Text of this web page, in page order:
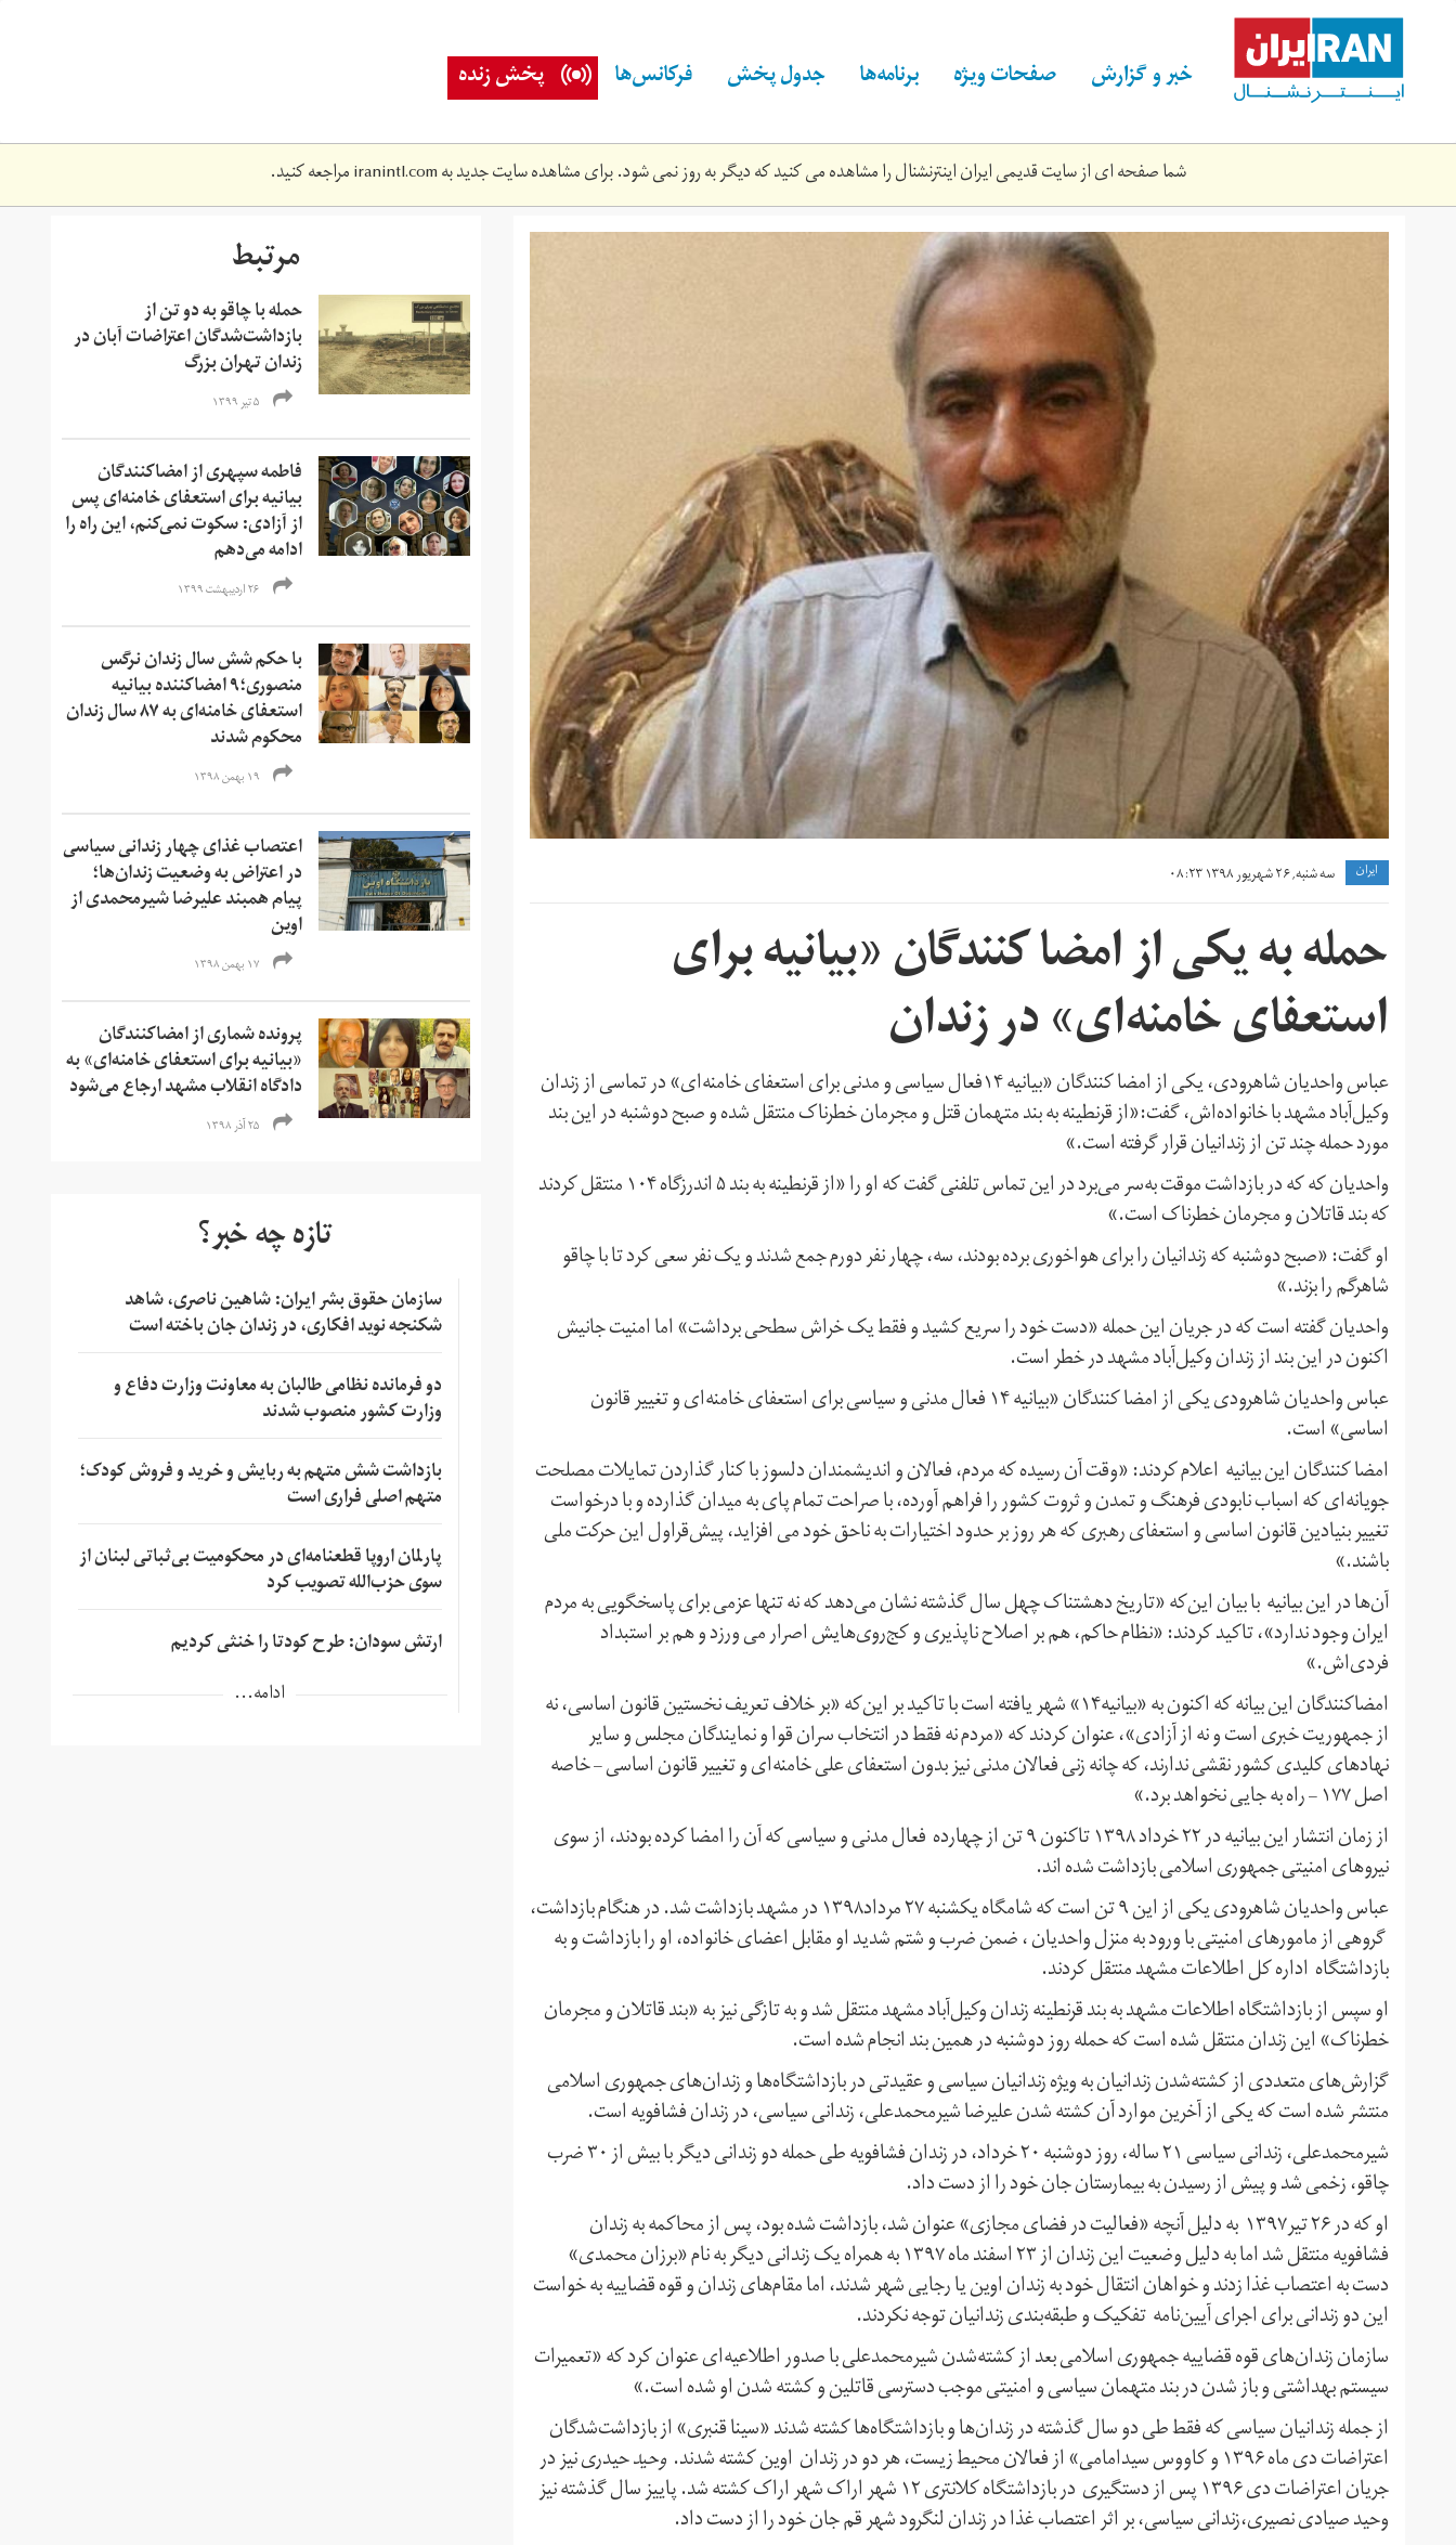
content خبر و گزارش صفحات ویژه برنامه‌ها جدول پخش فرکانس‌ها پخش زنده
شما صفحه ای از سایت قدیمی ایران اینترنشنال را مشاهده می کنید که دیگر به روز نمی شود. برای مشاهده سایت جدید بهiranintl.comمراجعه کنید.
ecscdgvx4ai3vvw.jpg
ايران سه شنبه, ۲۶ شهریور ۱۳۹۸ ۰۸:۲۳
حمله به یکی از امضا کنندگان «بیانیه برای
استعفای خامنه‌ای» در زندان
عباس واحدیان شاهرودی، یکی از امضا کنندگان «بیانیه ۱۴فعال سیاسی و مدنی برای استعفای خامنه‌ای» در تماسی از زندان
وکیل‌آباد مشهد با خانواده‌اش، گفت:«از قرنطینه به بند متهمان قتل و مجرمان خطرناک منتقل شده و صبح دوشنبه در این بند
مورد حمله چند تن از زندانیان قرار گرفته است.»
واحدیان که که در بازداشت موقت به‌سر می‌برد در این تماس تلفنی گفت که او را «از قرنطینه به بند ۵ اندرزگاه ۱۰۴ منتقل کردند
که بند قاتلان و مجرمان خطرناک است.»
او گفت: «صبح دوشنبه که زندانیان را برای هواخوری برده بودند، سه، چهار نفر دورم جمع شدند و یک نفر سعی کرد تا با چاقو
شاهرگم را بزند.»
واحدیان گفته است که در جریان این حمله «دست خود را سریع کشید و فقط یک خراش سطحی برداشت» اما امنیت جانیش
اکنون در این بند از زندان وکیل‌آباد مشهد در خطر است.
عباس واحدیان شاهرودی یکی از امضا کنندگان «بیانیه ۱۴ فعال مدنی و سیاسی برای استعفای خامنه‌ای و تغییر قانون
اساسی» است.
امضا کنندگان این بیانیه اعلام کردند: «وقت آن رسیده که مردم، فعالان و اندیشمندان دلسوز با کنار گذاردن تمایلات مصلحت
جویانه‌ای که اسباب نابودی فرهنگ و تمدن و ثروت کشور را فراهم آورده، با صراحت تمام پای به میدان گذارده و با درخواست
تغییر بنیادین قانون اساسی و استعفای رهبری که هر روز بر حدود اختیارات به ناحق خود می افزاید، پیش‌قراول این حرکت ملی
باشند.»
آن‌ها در این بیانیه با بیان این‌که «تاریخ دهشتناک چهل سال گذشته نشان می‌دهد که نه تنها عزمی برای پاسخگویی به مردم
ایران وجود ندارد»، تاکید کردند: «نظام حاکم، هم بر اصلاح ناپذیری و کج‌روی‌هایش اصرار می ورزد و هم بر استبداد
فردی‌اش.»
امضاکنندگان این بیانه که اکنون به «بیانیه۱۴» شهر یافته است با تاکید بر این‌که «بر خلاف تعریف نخستین قانون اساسی، نه
از جمهوریت خبری است و نه از آزادی»، عنوان کردند که «مردم نه فقط در انتخاب سران قوا و نمایندگان مجلس و سایر
نهادهای کلیدی کشور نقشی ندارند، که چانه زنی فعالان مدنی نیز بدون استعفای علی خامنه‌ای و تغییر قانون اساسی – خاصه
اصل ۱۷۷ – راه به جایی نخواهد برد.»
از زمان انتشار این بیانیه در ۲۲ خرداد ۱۳۹۸ تاکنون ۹ تن از چهارده فعال مدنی و سیاسی که آن را امضا کرده بودند، از سوی
نیروهای امنیتی جمهوری اسلامی بازداشت شده اند.
عباس واحدیان شاهرودی یکی از این ۹ تن است که شامگاه یکشنبه ۲۷ مرداد۱۳۹۸ در مشهد بازداشت شد. در هنگام بازداشت،
گروهی از مامورهای امنیتی با ورود به منزل واحدیان ، ضمن ضرب و شتم شدید او مقابل اعضای خانواده، او را بازداشت و به
بازداشتگاه اداره کل اطلاعات مشهد منتقل کردند.
او سپس از بازداشتگاه اطلاعات مشهد به بند قرنطینه زندان وکیل‌آباد مشهد منتقل شد و به تازگی نیز به «بند قاتلان و مجرمان
خطرناک» این زندان منتقل شده است که حمله روز دوشنبه در همین بند انجام شده است.
گزارش‌های متعددی از کشته‌شدن زندانیان به ویژه زندانیان سیاسی و عقیدتی در بازداشتگاه‌ها و زندان‌های جمهوری اسلامی
منتشر شده است که یکی از آخرین موارد آن کشته شدن علیرضا شیرمحمدعلی، زندانی سیاسی، در زندان فشافویه است.
شیرمحمدعلی، زندانی سیاسی ٢١ ساله، روز دوشنبه ٢٠ خرداد، در زندان فشافویه طی حمله دو زندانی دیگر با بیش از ۳۰ ضرب
چاقو، زخمی شد و پیش از رسیدن به بیمارستان جان خود را از دست داد.
او که در ۲۶ تیر۱۳۹۷ به دلیل آنچه «فعالیت در فضای مجازی» عنوان شد، بازداشت شده بود، پس از محاکمه به زندان
فشافویه منتقل شد اما به دلیل وضعیت این زندان از ۲۳ اسفند ماه ۱۳۹۷ به همراه یک زندانی دیگر به نام «برزان محمدی»
دست به اعتصاب غذا زدند و خواهان انتقال خود به زندان اوین یا رجایی شهر شدند، اما مقام‌های زندان و قوه قضاییه به خواست
این دو زندانی برای اجرای آیین‌نامه تفکیک و طبقه‌بندی زندانیان توجه نکردند.
سازمان زندان‌های قوه قضاییه جمهوری اسلامی بعد از کشته‌شدن شیرمحمدعلی با صدور اطلاعیه‌ای عنوان کرد که «تعمیرات
سیستم بهداشتی و باز شدن در بند متهمان سیاسی و امنیتی موجب دسترسی قاتلین و کشته شدن او شده است.»
از جمله زندانیان سیاسی که فقط طی دو سال گذشته در زندان‌ها و بازداشتگاه‌ها کشته شدند «سینا قنبری» از بازداشت‌شدگان
اعتراضات دی ماه ۱۳۹۶ و کاووس سیدامامی» از فعالان محیط زیست، هر دو در زندان اوین کشته شدند. وحیدحیدری نیز در
جریان اعتراضات دی ۱۳۹۶ پس از دستگیری در بازداشتگاه کلانتری ۱۲ شهر اراک شهر اراک کشته شد. پاییز سال گذشته نیز
وحید صیادی نصیری،زندانی سیاسی، بر اثر اعتصاب غذا در زندان لنگرود شهر قم جان خود را از دست داد.
مرتبط
حمله با چاقو به دو تن از
بازداشت‌شدگان اعتراضات آبان در
زندان تهران بزرگ
۵ تیر ۱۳۹۹
فاطمه سپهری از امضاکنندگان
بیانیه برای استعفای خامنه‌ای پس
از آزادی: سکوت نمی‌کنم، این راه را
ادامه می‌دهم
۲۶ اردیبهشت ۱۳۹۹
با حکم شش سال زندان نرگس
منصوری؛۹ امضاکننده بیانیه
استعفای خامنه‌ای به ۸۷ سال زندان
محکوم شدند
۱۹ بهمن ۱۳۹۸
اعتصاب غذای چهار زندانی سیاسی
در اعتراض به وضعیت زندان‌ها؛
پیام همبند علیرضا شیرمحمدی از
اوین
۱۷ بهمن ۱۳۹۸
پرونده شماری از امضاکنندگان
«بیانیه برای استعفای خامنه‌ای» به
دادگاه انقلاب مشهد ارجاع می‌شود
۲۵ آذر ۱۳۹۸
تازه چه خبر؟
سازمان حقوق بشر ایران: شاهین ناصری، شاهد
شکنجه نوید افکاری، در زندان جان باخته است
دو فرمانده نظامی طالبان به معاونت وزارت دفاع و
وزارت کشور منصوب شدند
بازداشت شش متهم به ربایش و خرید و فروش کودک؛
متهم اصلی فراری است
پارلمان اروپا قطعنامه‌ای در محکومیت بی‌ثباتی لبنان از
سوی حزب‌الله تصویب کرد
ارتش سودان: طرح کودتا را خنثی کردیم
ادامه...